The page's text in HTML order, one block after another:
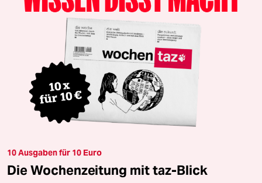
10 Ausgaben für 10 Euro
Die Wochenzeitung mit taz-Blick